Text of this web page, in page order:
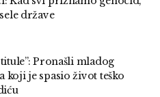
države
Pronašli mladog
koji je spasio život teško